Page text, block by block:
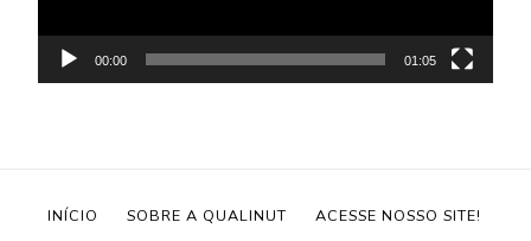
00:00 01:05
INÍCIO SOBRE A QUALINUT ACESSE NOSSO SITE!